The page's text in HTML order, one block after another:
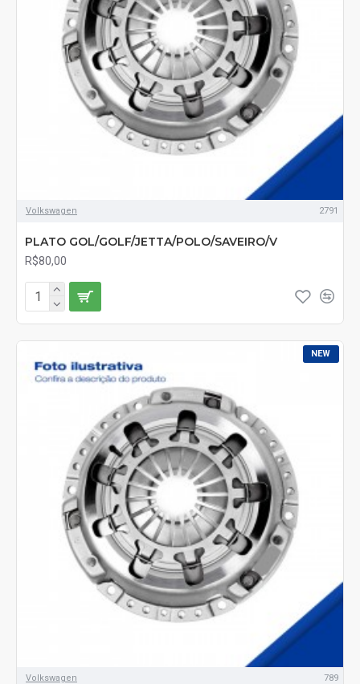
Volkswagen 2791
PLATO GOL/GOLF/JETTA/POLO/SAVEIRO/V
R$80,00
NEW
Volkswagen 789